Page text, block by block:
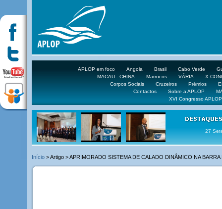
APLOP em foco Angola Brasil Cabo Verde
MACAU - CHINA
Marrocos VÁRIA
X
Corpos Sociais
Cruzeiros Prémios
Contactos
Sobre a APLOP
XVI Congresso APLOP
16 DE
Início > Artigo > APRIMORADO SISTEMA DE CALADO DINÂMICO NA